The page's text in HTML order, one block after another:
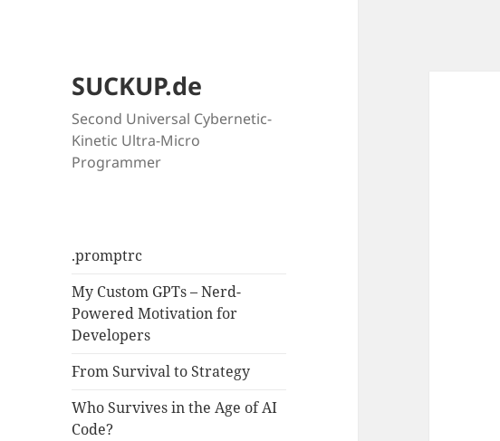
SUCKUP.de
Second Universal Cybernetic-
Kinetic Ultra-Micro
Programmer
.promptrc
My Custom GPTs – Nerd-
Powered Motivation for
Developers
From Survival to Strategy
Who Survives in the Age of AI
Code?